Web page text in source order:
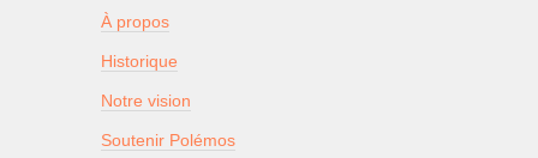
À propos
Historique
Notre vision
Soutenir Polémos